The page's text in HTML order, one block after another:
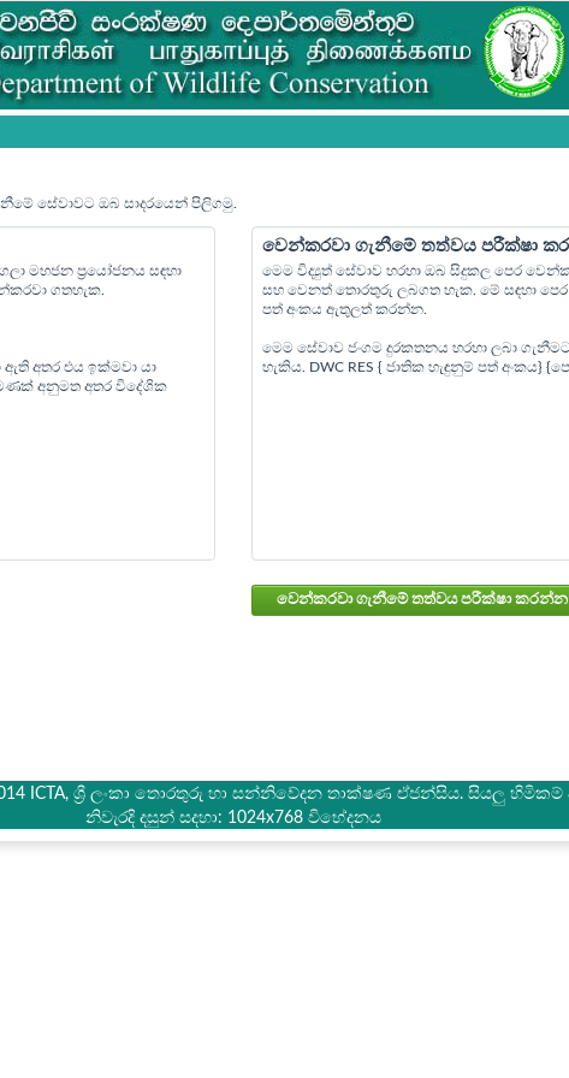
සේවාවට ඔබ සාදරයෙන් පිලිගමු.
මහජන ප්‍රයෝජනය සඳහා
ගතහැක.
අතර එය ඉක්මවා යා
අනුමත අතර විදේශික
වෙන්කරවා ගැනීමේ තත්වය පරීක්ෂා
මෙම විද්‍යුත් සේවාව හරහා ඔබ සිදුකල පෙර
සහ වෙනත් තොරතුරු ලබගත හැක. මේ සඳහා
පත් අංකය ඇතුලත් කරන්න.
මෙම සේවාව ජංගම දුරකතනය හරහා ලබා
හැකිය. DWC RES { ජාතික හැඳුනුම් පත් අංකය}
වෙන්කරවා ගැනීමේ තත්වය පරීක්ෂා කරන්න
ICTA, ශ්‍රී ලංකා තොරතුරු හා සන්නිවේදන තාක්ෂණ ඒජන්සිය. සියලු
නිවැරදි දසුන් සදහා: 1024x768 විභේදනය